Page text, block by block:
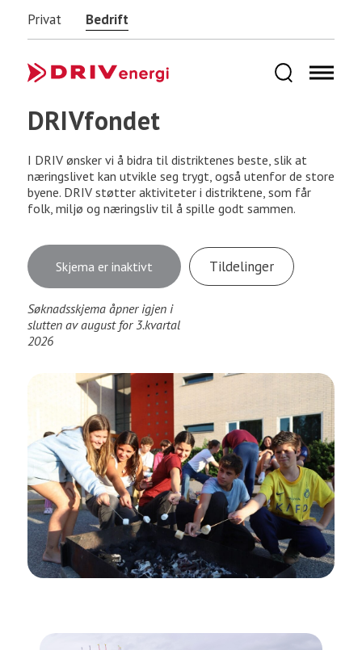
Privat Bedrift
DRIVfondet
I DRIV ønsker vi å bidra til distriktenes beste, slik at
næringslivet kan utvikle seg trygt, også utenfor de store
byene. DRIV støtter aktiviteter i distriktene, som får
folk, miljø og næringsliv til å spille godt sammen.
Skjema er inaktivt
Søknadsskjema åpner igjen i
slutten av august for 3.kvartal
2026
Tildelinger